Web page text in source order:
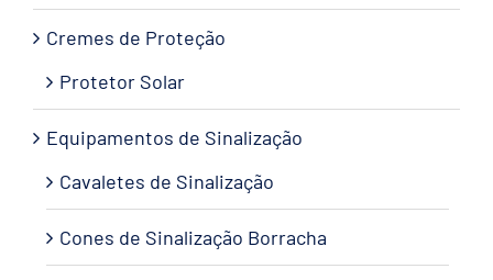
Cremes de Proteção
Protetor Solar
Equipamentos de Sinalização
Cavaletes de Sinalização
Cones de Sinalização Borracha